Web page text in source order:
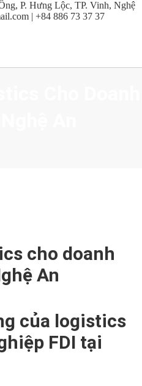
P. Hưng Lộc, TP. Vinh, Nghệ
| +84 886 73 37 37
An
cho doanh
An
của logistics
FDI tại